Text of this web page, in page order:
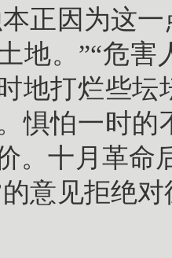
正因为这
地。”“危
地打烂些
惧怕一时的
。十月革命
意见拒绝